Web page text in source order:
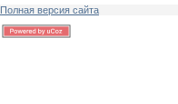
Полная версия сайта